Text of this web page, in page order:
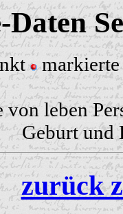
Daten
markierte
leben
Geburt und
zurück